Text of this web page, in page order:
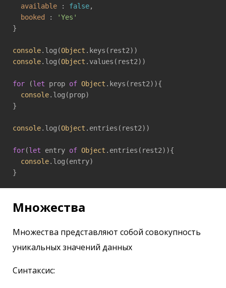
available : false,
booked
:
'Yes'
}
console.log(Object
console.log(Object .values(rest2))
for (let prop of Object .keys(rest2)){
console.log(prop)
}
console.log(Object .entries(rest2))
for(let entry of Object .entries(rest2)){
console.log(entry)
}
Множества
Множества представляют собой совокупность
уникальных значений данных
Синтаксис: